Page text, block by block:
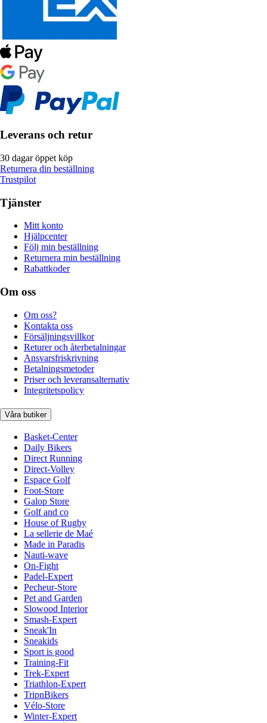
Leverans och retur
30 dagar öppet köp
Returnera din beställning
Trustpilot
Tjänster
Mitt konto
Hjälpcenter
Följ min beställning
Returnera min beställning
Rabattkoder
Om oss
Om oss?
Kontakta oss
Försäljningsvillkor
Returer och återbetalningar
Ansvarsfriskrivning
Betalningsmetoder
Priser och leveransalternativ
Integritetspolicy
Våra butiker
Basket-Center
Daily Bikers
Direct Running
Direct-Volley
Espace Golf
Foot-Store
Galop Store
Golf and co
House of Rugby
La sellerie de Maé
Made in Paradis
Nauti-wave
On-Fight
Padel-Expert
Pecheur-Store
Pet and Garden
Slowood Interior
Smash-Expert
Sneak'In
Sneakids
Sport is good
Training-Fit
Trek-Expert
Triathlon-Expert
TripnBikers
Vélo-Store
Winter-Expert